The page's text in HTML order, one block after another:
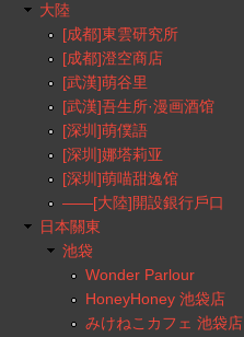
大陸
[成都]東雲研究所
[成都]澄空商店
[武漢]萌谷里
[武漢]吾生所·漫画酒馆
[深圳]萌僕語
[深圳]娜塔莉亚
[深圳]萌喵甜逸馆
——[大陸]開設銀行戶口
日本關東
池袋
Wonder Parlour
HoneyHoney 池袋店
みけねこカフェ 池袋店